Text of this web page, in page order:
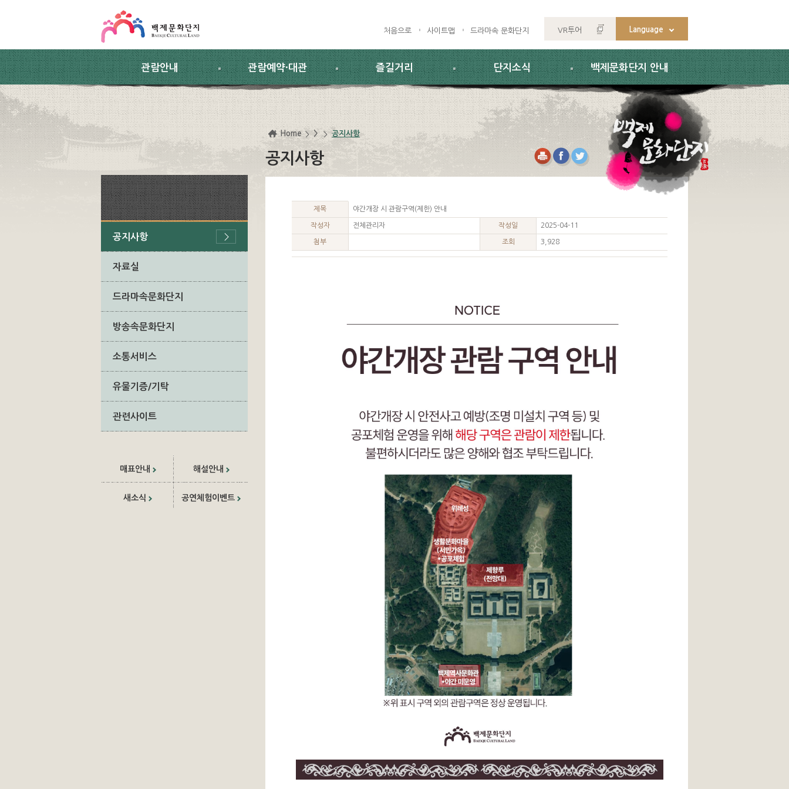
처음으로 사이트맵 드라마속 문화단지 VR투어 Language
관람안내 관람예약·대관 즐길거리 단지소식 백제문화단지 안내
공지사항
자료실
드라마속문화단지
방송속문화단지
소통서비스
유물기증/기탁
관련사이트
매표안내 해설안내
새소식 공연체험이벤트
Home > 공지사항
공지사항
제목 야간개장 시 관람구역(제한) 안내
작성자 전체관리자 작성일 2025-04-11
첨부 조회 3,928